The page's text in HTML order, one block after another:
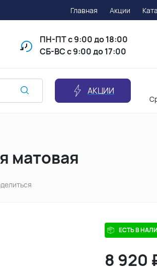
Главная Акции
ПН-ПТс 9:00 до 18:00
СБ-ВС с 9:00 до 17:00
АКЦИИ
матовая
ЕСТЬ В
8 920